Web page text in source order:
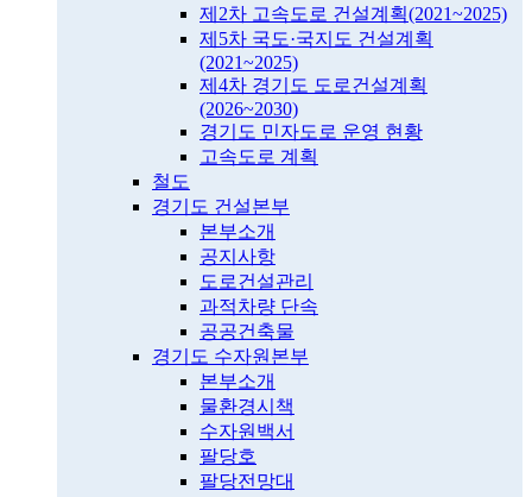
제2차 고속도로 건설계획(2021~2025)
제5차 국도·국지도 건설계획
(2021~2025)
제4차 경기도 도로건설계획
(2026~2030)
경기도 민자도로 운영 현황
고속도로 계획
철도
경기도 건설본부
본부소개
공지사항
도로건설관리
과적차량 단속
공공건축물
경기도 수자원본부
본부소개
물환경시책
수자원백서
팔당호
팔당전망대